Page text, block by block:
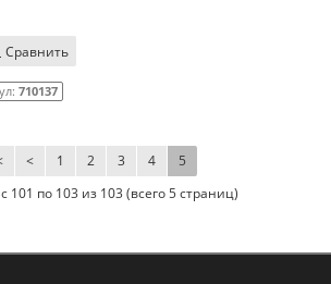
Сравнить
710137
< 1 2 3 4 5
101 по 103 из 103 (всего 5 страниц)